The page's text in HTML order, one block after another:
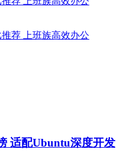
适配Ubuntu深度开发